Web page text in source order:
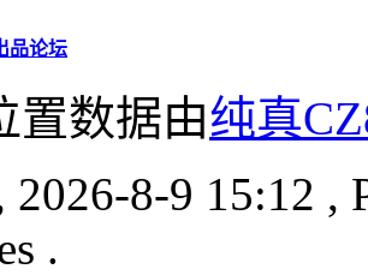
品论坛
置数据由纯真
8-9 15:12 ,
.